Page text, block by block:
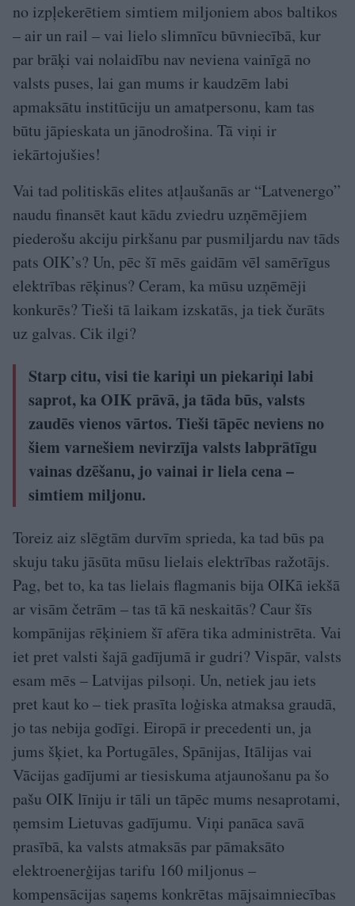
no izpļekerētiem simtiem miljoniem abos baltikos
– air un rail – vai lielo slimnīcu būvniecībā, kur
par brāķi vai nolaidību nav neviena vainīgā no
valsts puses, lai gan mums ir kaudzēm labi
apmaksātu institūciju un amatpersonu, kam tas
būtu jāpieskata un jānodrošina. Tā viņi ir
iekārtojušies!
Vai tad politiskās elites atļaušanās ar “Latvenergo”
naudu finansēt kaut kādu zviedru uzņēmējiem
piederošu akciju pirkšanu par pusmiljardu nav tāds
pats OIK’s? Un, pēc šī mēs gaidām vēl samērīgus
elektrības rēķinus? Ceram, ka mūsu uzņēmēji
konkurēs? Tieši tā laikam izskatās, ja tiek čurāts
uz galvas. Cik ilgi?
Starp citu, visi tie kariņi un piekariņi labi
saprot, ka OIK prāvā, ja tāda būs, valsts
zaudēs vienos vārtos. Tieši tāpēc neviens no
šiem varnešiem nevirzīja valsts labprātīgu
vainas dzēšanu, jo vainai ir liela cena –
simtiem miljonu.
Toreiz aiz slēgtām durvīm sprieda, ka tad būs pa
skuju taku jāsūta mūsu lielais elektrības ražotājs.
Pag, bet to, ka tas lielais flagmanis bija OIKā iekšā
ar visām četrām – tas tā kā neskaitās? Caur šīs
kompānijas rēķiniem šī afēra tika administrēta. Vai
iet pret valsti šajā gadījumā ir gudri? Vispār, valsts
esam mēs – Latvijas pilsoņi. Un, netiek jau iets
pret kaut ko – tiek prasīta loģiska atmaksa graudā,
jo tas nebija godīgi. Eiropā ir precedenti un, ja
jums šķiet, ka Portugāles, Spānijas, Itālijas vai
Vācijas gadījumi ar tiesiskuma atjaunošanu pa šo
pašu OIK līniju ir tāli un tāpēc mums nesaprotami,
ņemsim Lietuvas gadījumu. Viņi panāca savā
prasībā, ka valsts atmaksās par pāmaksāto
elektroenerģijas tarifu 160 miljonus –
kompensācijas saņems konkrētas mājsaimniecības